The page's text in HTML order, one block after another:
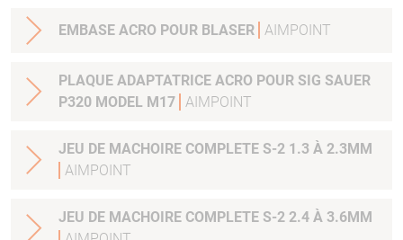
EMBASE ACRO POUR BLASER AIMPOINT
PLAQUE ADAPTATRICE ACRO POUR SIG SAUER
P320 MODEL M17 AIMPOINT
JEU DE MACHOIRE COMPLETE S-2 1.3 À 2.3MM
AIMPOINT
JEU DE MACHOIRE COMPLETE S-2 2.4 À 3.6MM